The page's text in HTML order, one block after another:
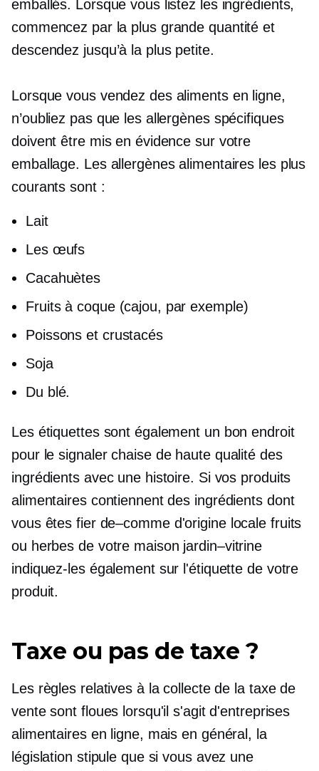
emballés. Lorsque vous listez les ingrédients,
commencez par la plus grande quantité et
descendez jusqu’à la plus petite.
Lorsque vous vendez des aliments en ligne,
n’oubliez pas que les allergènes spécifiques
doivent être mis en évidence sur votre
emballage. Les allergènes alimentaires les plus
courants sont :
Lait
Les œufs
Cacahuètes
Fruits à coque (cajou, par exemple)
Poissons et crustacés
Soja
Du blé.
Les étiquettes sont également un bon endroit
pour le signalerchaise de haute qualité des
ingrédients avec une histoire. Si vos produits
alimentaires contiennent des ingrédients dont
vous êtes fier de–comme d'origine locale fruits
ou herbes de votre maison jardin–vitrine
indiquez-les également sur l'étiquette de votre
produit.
Taxe ou pas de taxe ?
Les règles relatives à la collecte de la taxe de
vente sont floues lorsqu'il s'agit d'entreprises
alimentaires en ligne, mais en général, la
législation stipule que si vous avez une